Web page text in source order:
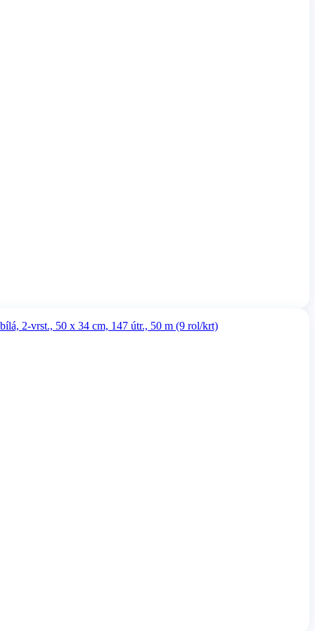
2-vrst., 50 x 34 cm, 147 útr., 50 m (9 rol/krt)